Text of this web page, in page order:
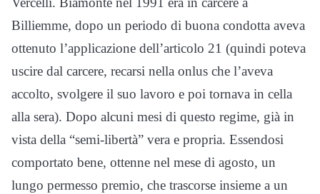
Billiemme, dopo un periodo di buona condotta aveva
ottenuto l’applicazione dell’articolo 21 (quindi poteva
uscire dal carcere, recarsi nella onlus che l’aveva
accolto, svolgere il suo lavoro e poi tornava in cella
alla sera). Dopo alcuni mesi di questo regime, già in
vista della “semi-libertà” vera e propria. Essendosi
comportato bene, ottenne nel mese di agosto, un
lungo permesso premio, che trascorse insieme a un